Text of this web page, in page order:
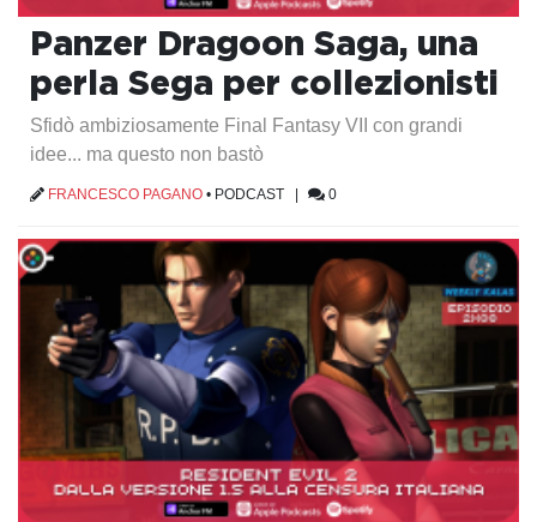
Panzer Dragoon Saga, una
perla Sega per collezionisti
Sfidò ambiziosamente Final Fantasy VII con grandi
idee... ma questo non bastò
FRANCESCO PAGANO • PODCAST 0